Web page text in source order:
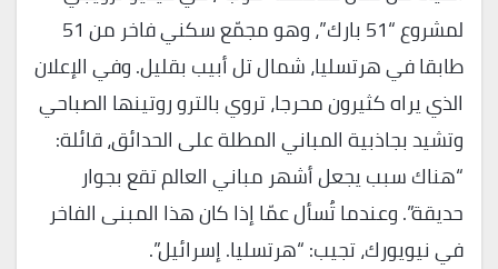
لمشروع “51 بارك”، وهو مجمّع سكني فاخر من 51
طابقا في هرتسليا، شمال تل أبيب بقليل. وفي الإعلان
الذي يراه كثيرون محرجا، تروي بالترو روتينها الصباحي
وتشيد بجاذبية المباني المطلة على الحدائق، قائلة:
“هناك سبب يجعل أشهر مباني العالم تقع بجوار
حديقة”. وعندما تُسأل عمّا إذا كان هذا المبنى الفاخر
في نيويورك، تجيب: “هرتسليا. إسرائيل”.